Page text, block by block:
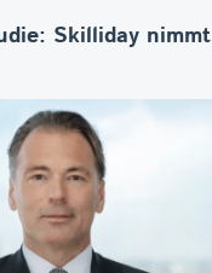
Skilliday